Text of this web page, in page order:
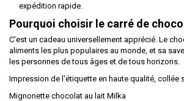
expédition rapide.
Pourquoi choisir le carré de
C'est un cadeau universellement apprécié. Le
aliments les plus populaires au monde, et sa
les personnes de tous âges et de tous horizons.
Impression de l'étiquette en haute qualité, collée
Mignonette chocolat au lait Milka